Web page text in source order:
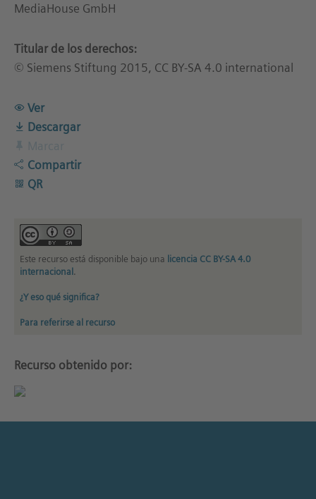
MediaHouse GmbH
Titular de los derechos:
© Siemens Stiftung 2015, CC BY-SA 4.0 international
Ver
Descargar
Compartir
QR
Este recurso está disponible bajo una licencia CC BY-SA 4.0
internacional .
¿Y eso qué significa?
Para referirse al recurso
Recurso obtenido por: